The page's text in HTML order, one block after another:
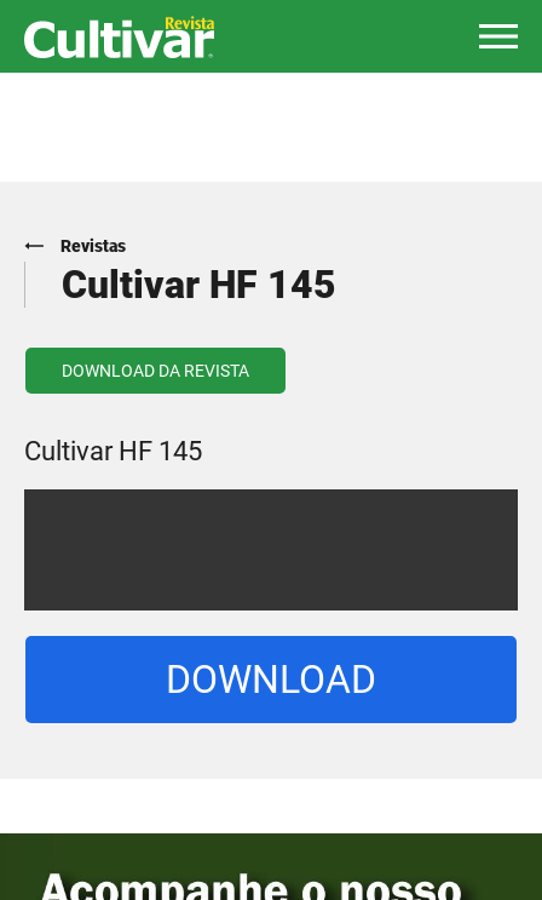
Revistas
Cultivar HF 145
DOWNLOAD DA REVISTA
Cultivar HF 145
DOWNLOAD